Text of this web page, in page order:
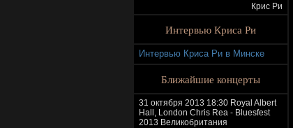
Крис Ри
Интервью Криса Ри
Интервью Криса Ри в Минске
Ближайшие концерты
31 октября 2013 18:30 Royal Albert
Hall, London Chris Rea - Bluesfest
2013 Великобритания